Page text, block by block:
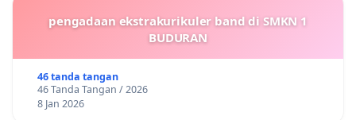
pengadaan ekstrakurikuler band di SMKN 1
BUDURAN
46 tanda tangan
46 Tanda Tangan / 2026
8 Jan 2026